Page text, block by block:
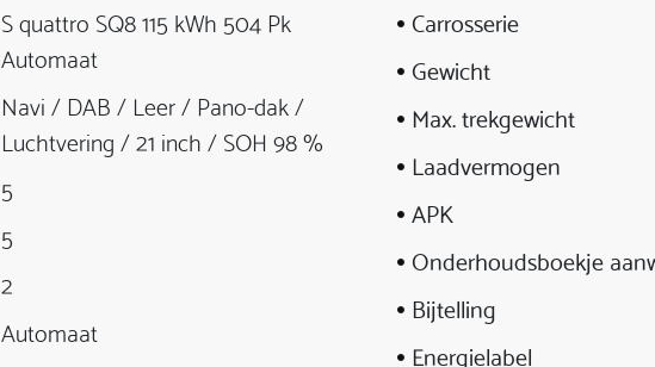
S quattro SQ8 115 kWh 504 Pk
Automaat
Navi / DAB / Leer / Pano-dak /
Luchtvering / 21 inch / SOH 98 %
5
5
2
Automaat
Carrosserie
Gewicht
Max. trekgewicht
Laadvermogen
APK
Onderhoudsboekje
Bijtelling
Energielabel